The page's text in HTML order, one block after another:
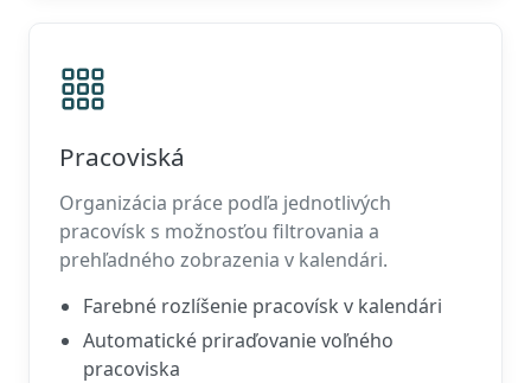
Pracoviská
Organizácia práce podľa jednotlivých
pracovísk s možnosťou filtrovania a
prehľadného zobrazenia v kalendári.
Farebné rozlíšenie pracovísk v kalendári
Automatické priraďovanie voľného
pracoviska